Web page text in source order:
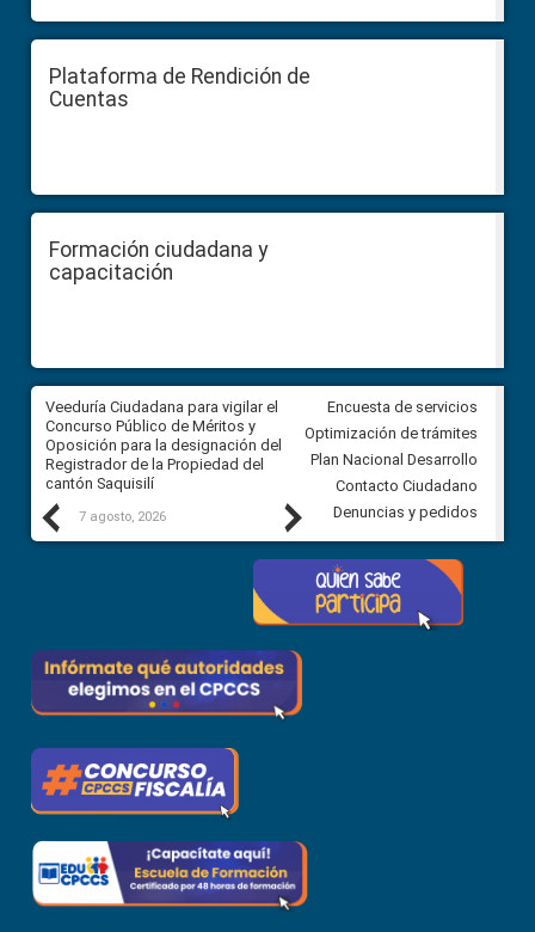
Plataforma de Rendición de
Cuentas
Formación ciudadana y
capacitación
Previous
Veeduría Ciudadana para vigilar el
Concurso Público de Méritos y
Oposición para la designación del
Registrador de la Propiedad del
cantón Saquisilí
7 agosto, 2026
Veeduría Ciudadana para
construcción del asfaltado de
Ballenita del cantón Santa
7 agosto, 2026
Next
Encuesta de servicios
Optimización de trámites
Plan Nacional Desarrollo
Contacto Ciudadano
Denuncias y pedidos